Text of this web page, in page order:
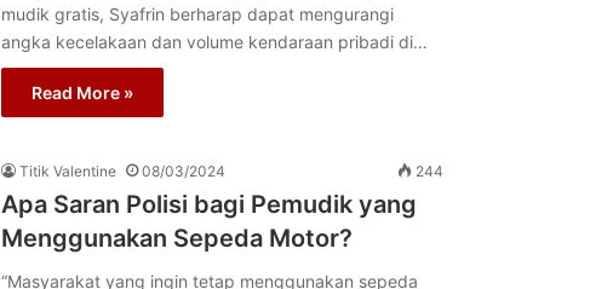
mudik gratis, Syafrin berharap dapat mengurangi
angka kecelakaan dan volume kendaraan pribadi di…
Read More »
Titik Valentine 08/03/2024 244
Apa Saran Polisi bagi Pemudik yang
Menggunakan Sepeda Motor?
“Masyarakat yang ingin tetap menggunakan sepeda